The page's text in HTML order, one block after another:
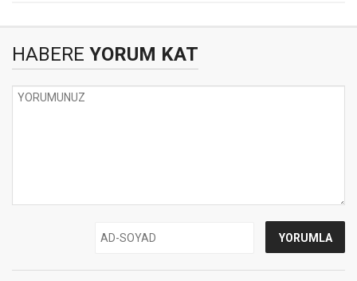
HABERE YORUM KAT